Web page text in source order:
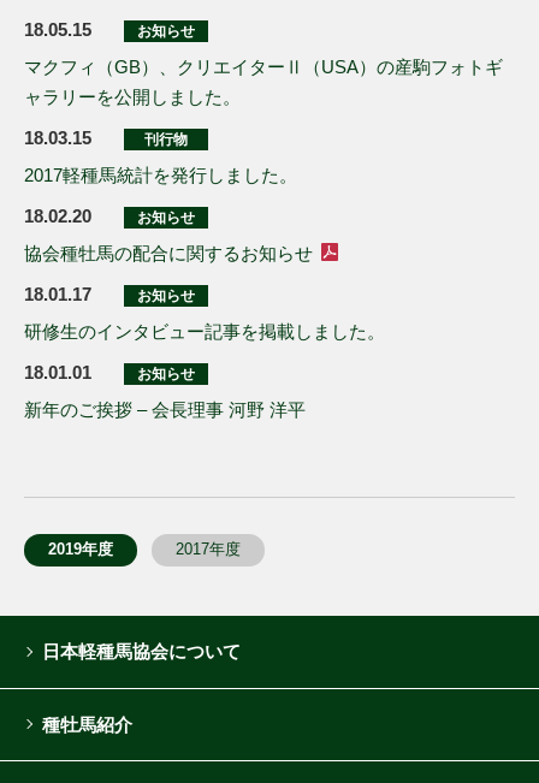
18.05.15
お知らせ
マクフィ（GB）、クリエイターⅡ（USA）の産駒フォトギ
ャラリーを公開しました。
18.03.15
刊行物
2017軽種馬統計を発行しました。
18.02.20
お知らせ
協会種牡馬の配合に関するお知らせ
18.01.17
お知らせ
研修生のインタビュー記事を掲載しました。
18.01.01
お知らせ
新年のご挨拶 – 会長理事 河野 洋平
2019年度 2017年度
日本軽種馬協会について
種牡馬紹介